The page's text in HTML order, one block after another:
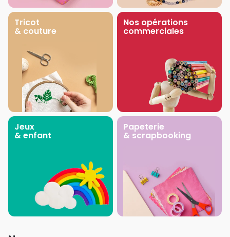
Tricot
& couture
Nos opérations
commerciales
Jeux
& enfant
Papeterie
& scrapbooking